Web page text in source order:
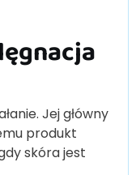
Jej główny
produkt
skóra jest